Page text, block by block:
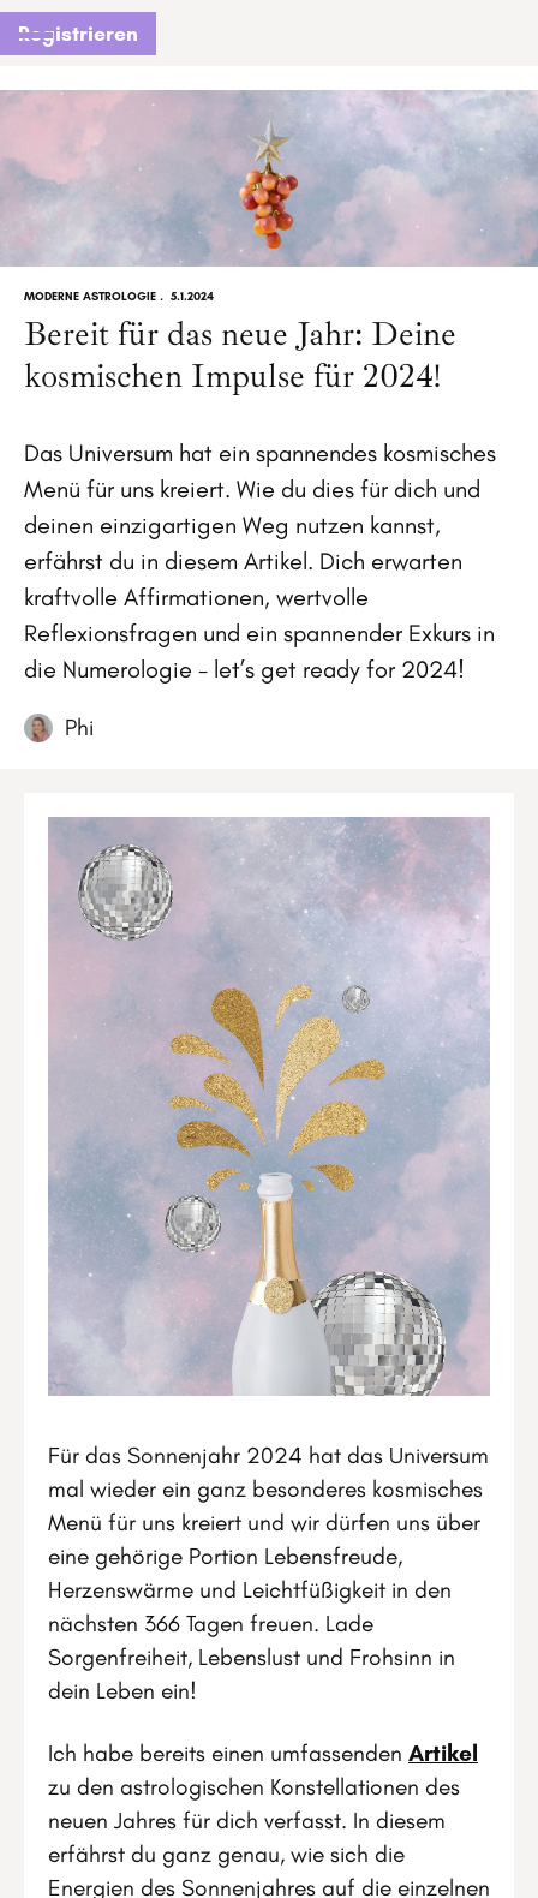
Registrieren
MODERNE ASTROLOGIE . 5.1.2024
Bereit für das neue Jahr: Deine
kosmischen Impulse für 2024!
Das Universum hat ein spannendes kosmisches
Menü für uns kreiert. Wie du dies für dich und
deinen einzigartigen Weg nutzen kannst,
erfährst du in diesem Artikel. Dich erwarten
kraftvolle Affirmationen, wertvolle
Reflexionsfragen und ein spannender Exkurs in
die Numerologie - let’s get ready for 2024!
Phi
Für das Sonnenjahr 2024 hat das Universum
mal wieder ein ganz besonderes kosmisches
Menü für uns kreiert und wir dürfen uns über
eine gehörige Portion Lebensfreude,
Herzenswärme und Leichtfüßigkeit in den
nächsten 366 Tagen freuen. Lade
Sorgenfreiheit, Lebenslust und Frohsinn in
dein Leben ein!
Ich habe bereits einen umfassenden Artikel
zu den astrologischen Konstellationen des
neuen Jahres für dich verfasst. In diesem
erfährst du ganz genau, wie sich die
Energien des Sonnenjahres auf die einzelnen